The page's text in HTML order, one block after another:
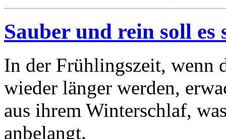
Sauber und rein soll es
In der Frühlingszeit, wenn
wieder länger werden,
aus ihrem Winterschlaf,
anbelangt.